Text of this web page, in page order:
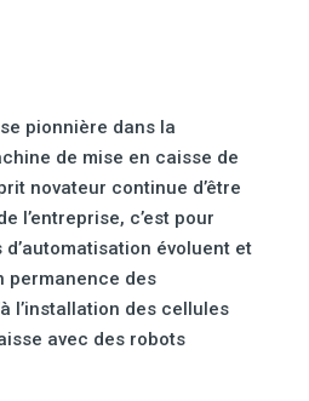
pionnière dans la
de mise en caisse de
novateur continue d’être
l’entreprise, c’est pour
évoluent et
permanence des
l’installation des cellules
avec des robots